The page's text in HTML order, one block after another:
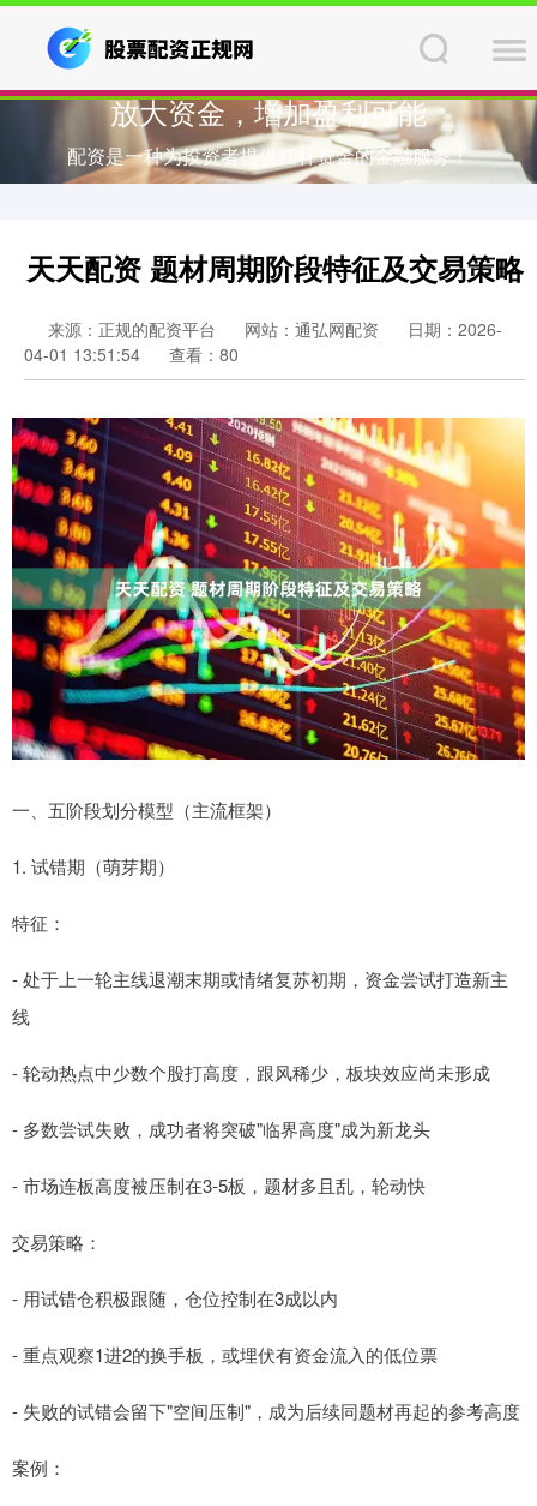
放大资金，增加盈利可能
配资是一种为投资者提供杠杆资金的金融服务！
天天配资 题材周期阶段特征及交易策略
来源：正规的配资平台 网站：通弘网配资
日期：2026-
04-01 13:51:54
查看：80
一、五阶段划分模型（主流框架）
1. 试错期（萌芽期）
特征：
- 处于上一轮主线退潮末期或情绪复苏初期，资金尝试打造新主
线
- 轮动热点中少数个股打高度，跟风稀少，板块效应尚未形成
- 多数尝试失败，成功者将突破"临界高度"成为新龙头
- 市场连板高度被压制在3-5板，题材多且乱，轮动快
交易策略：
- 用试错仓积极跟随，仓位控制在3成以内
- 重点观察1进2的换手板，或埋伏有资金流入的低位票
- 失败的试错会留下"空间压制"，成为后续同题材再起的参考高度
案例：